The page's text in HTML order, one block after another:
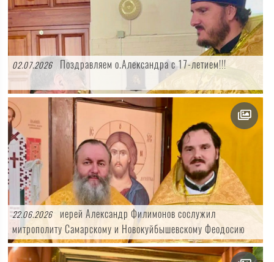
02.07.2026 Поздравляем о.Александра с 17-летием!!!
22.06.2026
иерей Александр Филимонов сослужил
митрополиту Самарскому и Новокуйбышевскому Феодосию